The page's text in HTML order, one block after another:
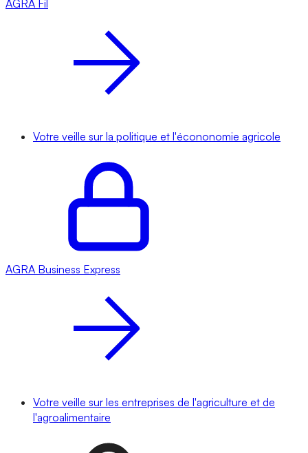
AGRA Fil
Votre veille sur la politique et l'écononomie agricole
AGRA Business Express
Votre veille sur les entreprises de l'agriculture et de
l'agroalimentaire